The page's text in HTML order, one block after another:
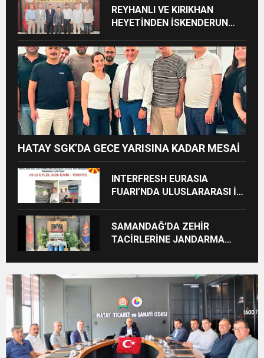
REYHANLI VE KIRIKHAN
HEYETİNDEN İSKENDERUN
BAŞSAVCILIĞINA ZİYARET
HATAY SGK’DA GECE YARISINA KADAR MESAİ
INTERFRESH EURASIA
FUARI’NDA ULUSLARARASI İŞ
SAMANDAĞ’DA ZEHİR
TACİRLERİNE JANDARMA